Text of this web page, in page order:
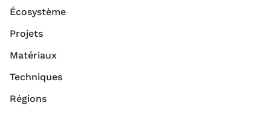
Écosystème
Projets
Matériaux
Techniques
Régions